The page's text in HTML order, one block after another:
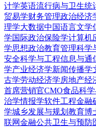
计学英语流行病与卫生统
贸易学财务管理政治经济
理学大数据中国语言文学
学国际政治保险学计算机
学思想政治教育管理科学
安全科学与工程信息与通
学产业经济学新闻传播学
古学劳动经济学房地产经
首席营销官CMO食品科
治学情报学软件工程金融
学城乡发展与规划 教育博
联网金融公共卫生与预防